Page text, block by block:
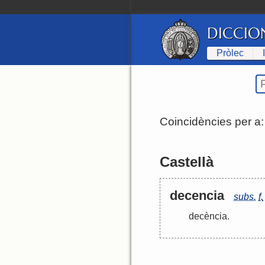
Pròlec
Coincidències per a:
Castellà
decencia subs. f.
decència.